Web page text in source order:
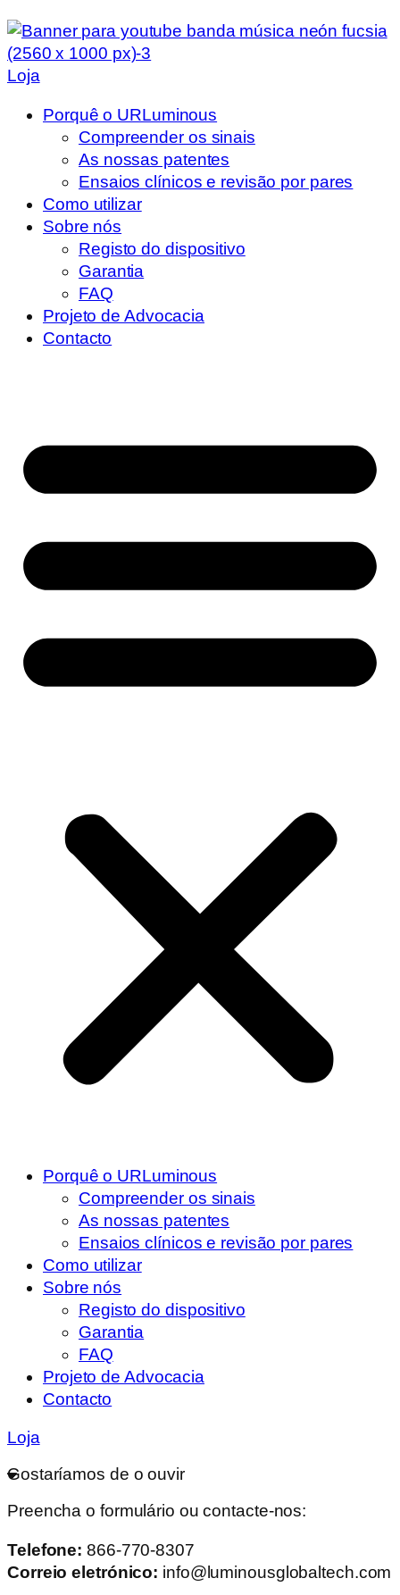
Loja
Porquê o URLuminous
Compreender os sinais
As nossas patentes
Ensaios clínicos e revisão por pares
Como utilizar
Sobre nós
Registo do dispositivo
Garantia
FAQ
Projeto de Advocacia
Contacto
Porquê o URLuminous
Compreender os sinais
As nossas patentes
Ensaios clínicos e revisão por pares
Como utilizar
Sobre nós
Registo do dispositivo
Garantia
FAQ
Projeto de Advocacia
Contacto
Loja
Gostaríamos de o ouvir
Preencha o formulário ou contacte-nos:
Telefone: 866-770-8307
Correio eletrónico: info@luminousglobaltech.com